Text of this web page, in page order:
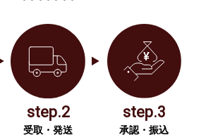
step.2
受取・発送
step.3
承認・振込